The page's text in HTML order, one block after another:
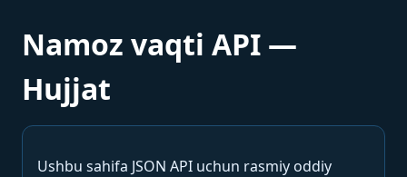
Namoz vaqti API —
Hujjat
Ushbu sahifa JSON API uchun rasmiy oddiy